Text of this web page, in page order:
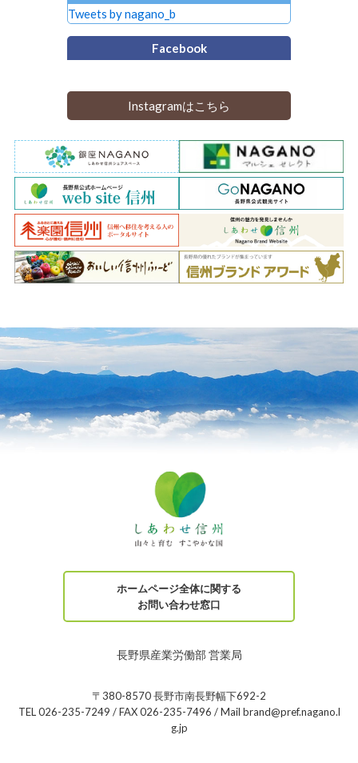
Tweets by nagano_b
Facebook
Instagramはこちら
ホームページ全体に関する
お問い合わせ窓口
長野県産業労働部 営業局
〒380-8570 長野市南長野幅下692-2
TEL 026-235-7249 / FAX 026-235-7496 / Mail brand@pref.nagano.l
g.jp